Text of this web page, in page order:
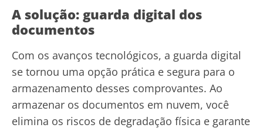
A solução: guarda digital dos
documentos
Com os avanços tecnológicos, a guarda digital
se tornou uma opção prática e segura para o
armazenamento desses comprovantes. Ao
armazenar os documentos em nuvem, você
elimina os riscos de degradação física e garante